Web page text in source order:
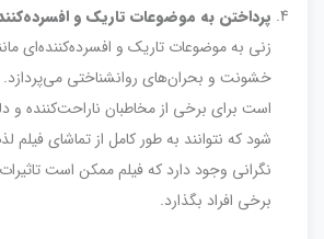
پرداختن به موضوعات تاریک و
زنی به موضوعات تاریک و افسرده‌کننده‌ای
خشونت و بحران‌های روانشناختی
است برای برخی از مخاطبان ناراحت‌کننده و
شود که نتوانند به طور کامل از تماشای فیلم
نگرانی وجود دارد که فیلم ممکن است
برخی افراد بگذارد.